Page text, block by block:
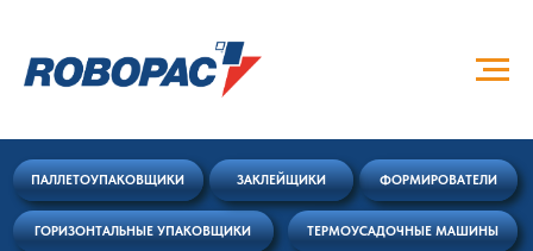
ГОРИЗОНТАЛЬНЫЕ УПАКОВЩИКИ ТЕРМОУСАДОЧНЫЕ МАШИНЫ